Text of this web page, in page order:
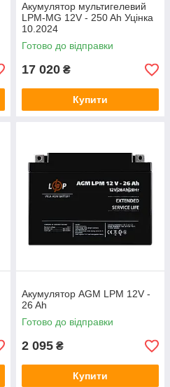
Акумулятор мультигелевий
LPM-MG 12V - 250 Ah Уцінка
10.2024
Готово до відправки
17 020 ₴
Купити
Акумулятор AGM LPM 12V -
26 Ah
Готово до відправки
2 095 ₴
Купити